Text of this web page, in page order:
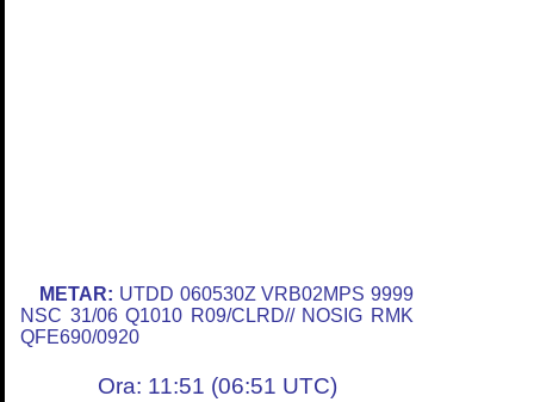
METAR: UTDD 060530Z VRB02MPS 9999
NSC 31/06 Q1010 R09/CLRD// NOSIG RMK
QFE690/0920
Ora: 11:51 (06:51 UTC)